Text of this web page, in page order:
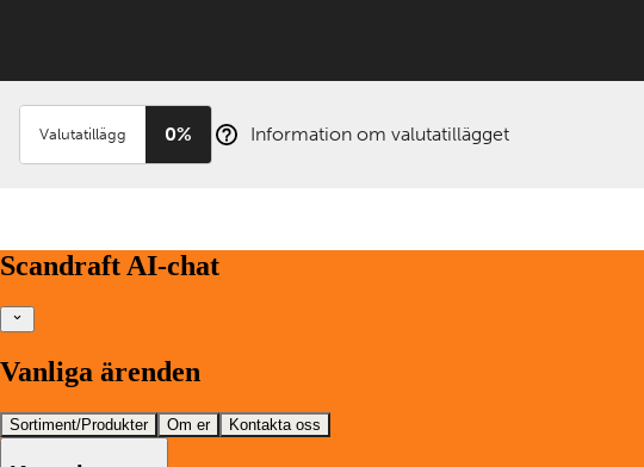
Valutatillägg 0% Information om valutatillägget